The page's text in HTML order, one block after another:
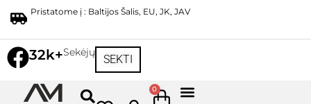
Pristatome į : Baltijos Šalis, EU, JK, JAV
32k+Sekėjų
SEKTI
0